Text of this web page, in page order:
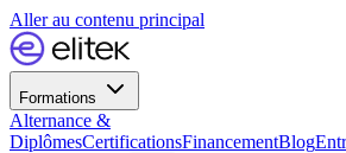
Aller au contenu principal
Formations
Alternance &
DiplômesCertificationsFinancementBlog